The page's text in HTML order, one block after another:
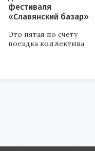
фестиваля
«Славянский базар»
Это пятая по счету
поездка коллектива.